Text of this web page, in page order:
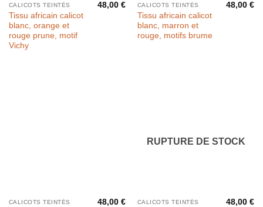
CALICOTS TEINTÉS
Tissu africain calicot
blanc, orange et
rouge prune, motif
Vichy
48,00€ CALICOTS TEINTÉS
Tissu africain calicot
blanc, marron et
rouge, motifs brume
48,00€
CALICOTS TEINTÉS 48,00€
RUPTURE DE STOCK
CALICOTS TEINTÉS 48,00€